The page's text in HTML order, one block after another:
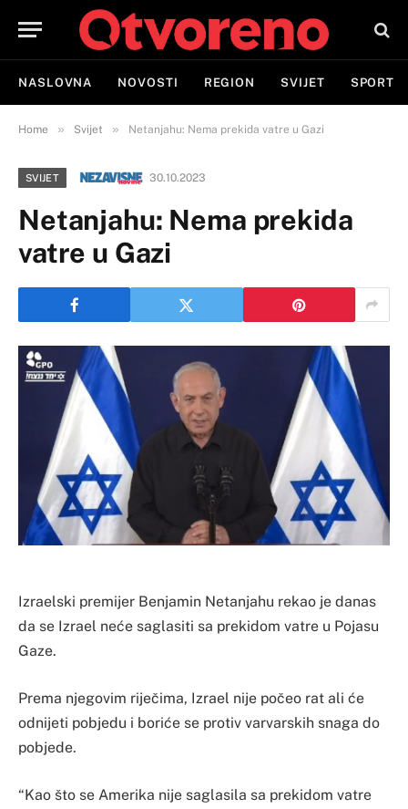
NASLOVNA NOVOSTI REGION SVIJET SPORT
Home » Svijet » Netanjahu: Nema prekida vatre u Gazi
SVIJET 30.10.2023
Netanjahu: Nema prekida
vatre u Gazi
Izraelski premijer Benjamin Netanjahu rekao je danas
da se Izrael neće saglasiti sa prekidom vatre u Pojasu
Gaze.
Prema njegovim riječima, Izrael nije počeo rat ali će
odnijeti pobjedu i boriće se protiv varvarskih snaga do
pobjede.
“Kao što se Amerika nije saglasila sa prekidom vatre